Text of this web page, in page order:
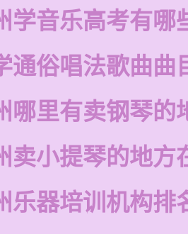
学音乐高考有哪
通俗唱法歌曲曲
哪里有卖钢琴的
卖小提琴的地方
乐器培训机构排